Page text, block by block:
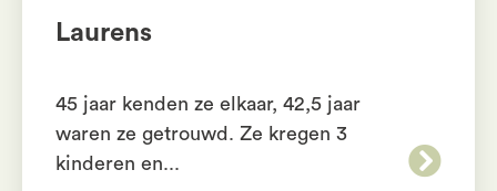
Laurens
45 jaar kenden ze elkaar, 42,5 jaar
waren ze getrouwd. Ze kregen 3
kinderen en...